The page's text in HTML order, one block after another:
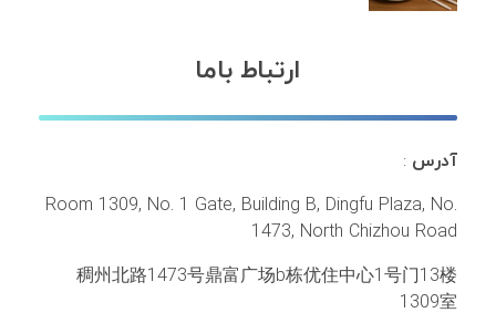
ارتباط باما
آدرس :
Room 1309, No. 1 Gate, Building B, Dingfu Plaza, No.
1473, North Chizhou Road
稠州北路1473号鼎富广场b栋优住中心1号门13楼
1309室